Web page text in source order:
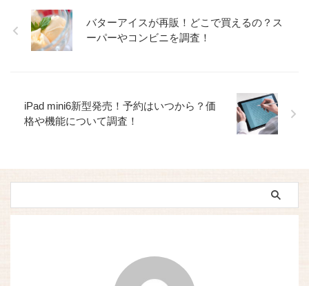
バターアイスが再販！どこで買えるの？ス
ーパーやコンビニを調査！
iPad mini6新型発売！予約はいつから？価
格や機能について調査！